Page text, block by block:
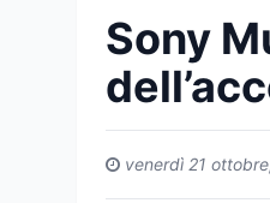
Sony
venerdì 21